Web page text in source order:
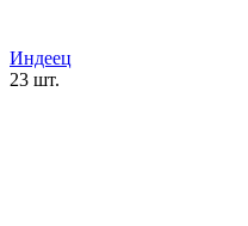
Индеец
23 шт.